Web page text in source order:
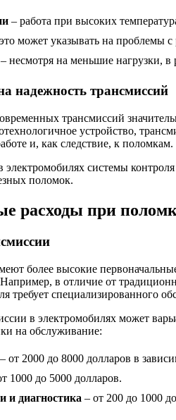
– работа при высоких
может указывать на проблемы
– несмотря на меньшие нагрузки, в
надежность трансмиссий
трансмиссий
устройство,
и, как следствие, к поломкам.
электромобилях системы
поломок.
расходы при
более высокие
в отличие от
требует специализированного
в электромобилях может
на обслуживание:
– от 2000 до 8000 долларов в
1000 до 5000 долларов.
и диагностика – от 200 до 1000